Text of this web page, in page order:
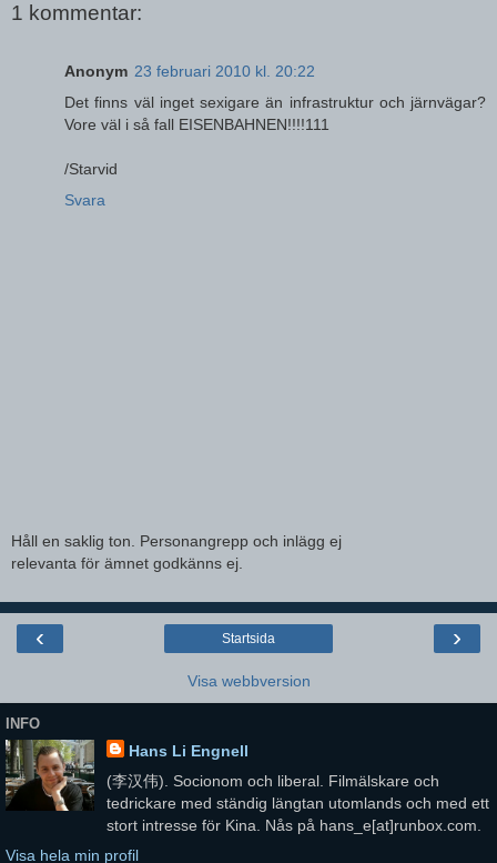
1 kommentar:
Anonym 23 februari 2010 kl. 20:22
Det finns väl inget sexigare än infrastruktur och järnvägar?
Vore väl i så fall EISENBAHNEN!!!!111
/Starvid
Svara
Håll en saklig ton. Personangrepp och inlägg ej
relevanta för ämnet godkänns ej.
‹ ›
Startsida
Visa webbversion
INFO
Hans Li Engnell
(李汉伟). Socionom och liberal. Filmälskare och
tedrickare med ständig längtan utomlands och med ett
stort intresse för Kina. Nås på hans_e[at]runbox.com.
Visa hela min profil